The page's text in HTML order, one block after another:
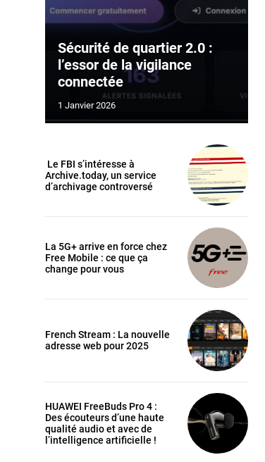
Sécurité de quartier 2.0 :
l’essor de la vigilance
connectée
1 Janvier 2026
Le FBI s’intéresse à
Archive.today, un service
d’archivage controversé
La 5G+ arrive en force chez
Free Mobile : ce que ça
change pour vous
French Stream : La nouvelle
adresse web pour 2025
HUAWEI FreeBuds Pro 4 :
Des écouteurs d’une haute
qualité audio et avec de
l’intelligence artificielle !